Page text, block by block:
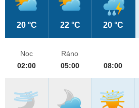
20 °C 22 °C 20 °C
Noc
02:00
Ráno
05:00
08:00